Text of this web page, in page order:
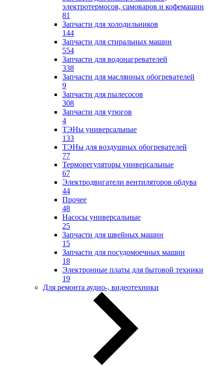
электротермосов, самоваров и кофемашин
81
Запчасти для холодильников
144
Запчасти для стиральных машин
554
Запчасти для водонагревателей
338
Запчасти для маслянных обогревателей
9
Запчасти для пылесосов
308
Запчасти для утюгов
4
ТЭНы универсальные
133
ТЭНы для воздушных обогревателей
77
Терморегуляторы универсальные
67
Электродвигатели вентиляторов обдува
44
Прочее
48
Насосы универсальные
25
Запчасти для швейных машин
15
Запчасти для посудомоечных машин
18
Электронные платы для бытовой техники
19
Для ремонта аудио-, видеотехники